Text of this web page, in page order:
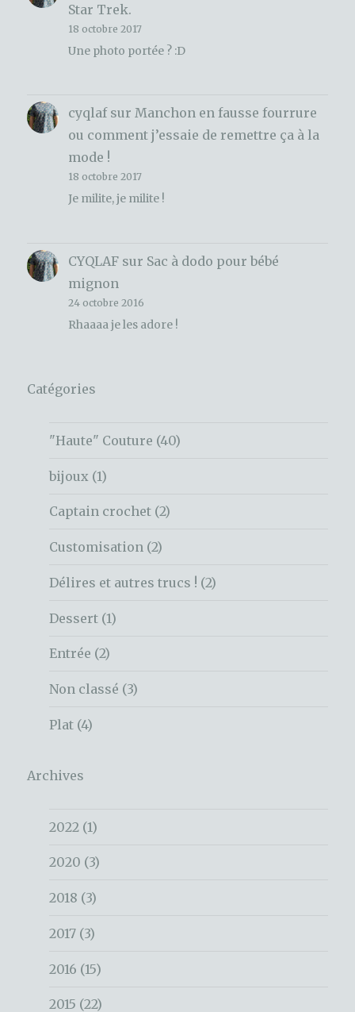
Star Trek.
18 octobre 2017
Une photo portée ? :D
cyqlafsurManchon en fausse fourrure
ou comment j’essaie de remettre ça à la
mode !
18 octobre 2017
Je milite, je milite !
CYQLAF sur Sac à dodo pour bébé
mignon
24 octobre 2016
Rhaaaa je les adore !
Catégories
"Haute" Couture (40)
bijoux (1)
Captain crochet (2)
Customisation (2)
Délires et autres trucs ! (2)
Dessert (1)
Entrée (2)
Non classé (3)
Plat (4)
Archives
2022 (1)
2020 (3)
2018 (3)
2017 (3)
2016 (15)
2015 (22)